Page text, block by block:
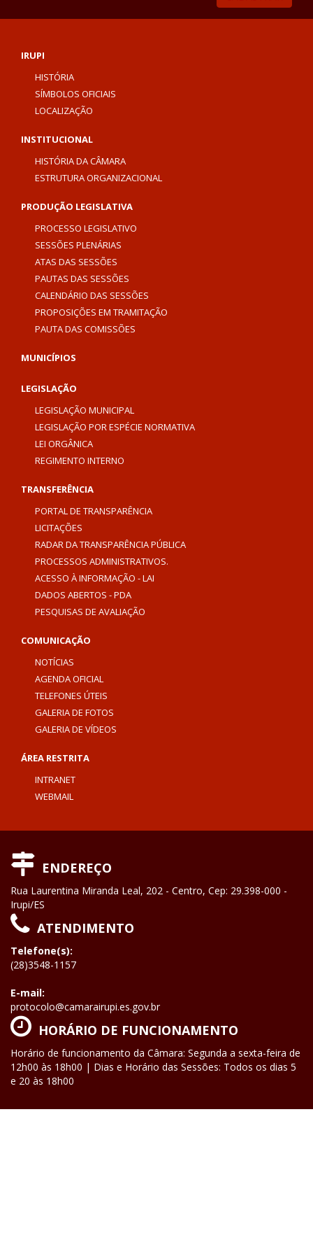
IRUPI
HISTÓRIA
SÍMBOLOS OFICIAIS
LOCALIZAÇÃO
INSTITUCIONAL
HISTÓRIA DA CÂMARA
ESTRUTURA ORGANIZACIONAL
PRODUÇÃO LEGISLATIVA
PROCESSO LEGISLATIVO
SESSÕES PLENÁRIAS
ATAS DAS SESSÕES
PAUTAS DAS SESSÕES
CALENDÁRIO DAS SESSÕES
PROPOSIÇÕES EM TRAMITAÇÃO
PAUTA DAS COMISSÕES
MUNICÍPIOS
LEGISLAÇÃO
LEGISLAÇÃO MUNICIPAL
LEGISLAÇÃO POR ESPÉCIE NORMATIVA
LEI ORGÂNICA
REGIMENTO INTERNO
TRANSFERÊNCIA
PORTAL DE TRANSPARÊNCIA
LICITAÇÕES
RADAR DA TRANSPARÊNCIA PÚBLICA
PROCESSOS ADMINISTRATIVOS.
ACESSO À INFORMAÇÃO - LAI
DADOS ABERTOS - PDA
PESQUISAS DE AVALIAÇÃO
COMUNICAÇÃO
NOTÍCIAS
AGENDA OFICIAL
TELEFONES ÚTEIS
GALERIA DE FOTOS
GALERIA DE VÍDEOS
ÁREA RESTRITA
INTRANET
WEBMAIL
ENDEREÇO
Rua Laurentina Miranda Leal, 202 - Centro, Cep: 29.398-000 -
Irupi/ES
ATENDIMENTO
Telefone(s):
(28)3548-1157
E-mail:
protocolo@camarairupi.es.gov.br
HORÁRIO DE FUNCIONAMENTO
Horário de funcionamento da Câmara: Segunda a sexta-feira de
12h00 às 18h00 | Dias e Horário das Sessões: Todos os dias 5
e 20 às 18h00